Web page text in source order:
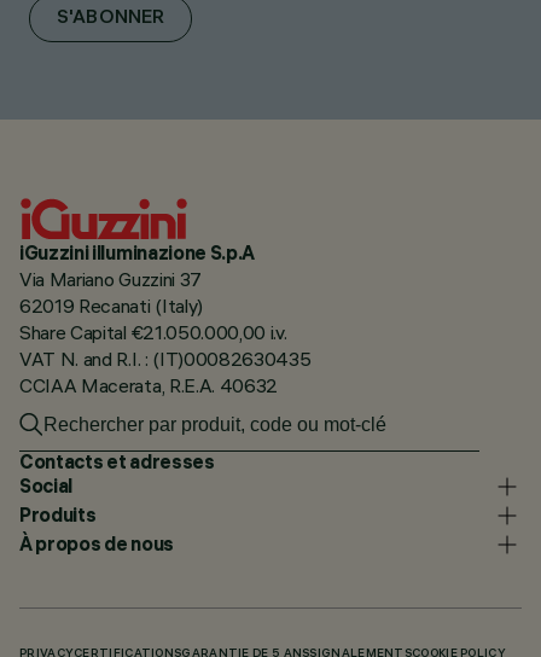
S'ABONNER
iGuzzini illuminazione S.p.A
Via Mariano Guzzini 37
62019 Recanati (Italy)
Share Capital €21.050.000,00 i.v.
VAT N. and R.I. : (IT)00082630435
CCIAA Macerata, R.E.A. 40632
Contacts et adresses
Social
Produits
À propos de nous
PRIVACY CERTIFICATIONSGARANTIE DE 5 ANSSIGNALEMENTSCOOKIE POLICY